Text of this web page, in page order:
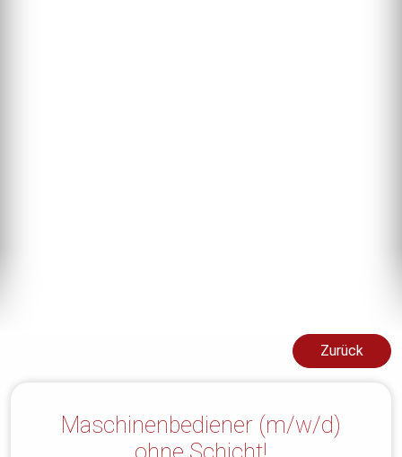
Zurück
Maschinenbediener (m/w/d)